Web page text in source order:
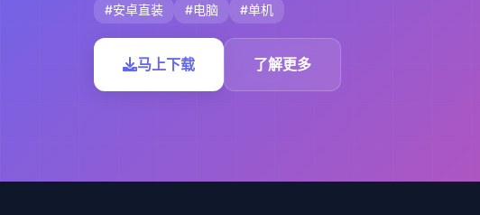
#安卓直装 #电脑 #单机
马上下载 了解更多